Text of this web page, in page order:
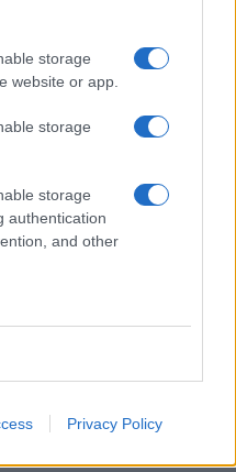
storage
website or app.
storage
storage
authentication
and other
Privacy Policy
il programma